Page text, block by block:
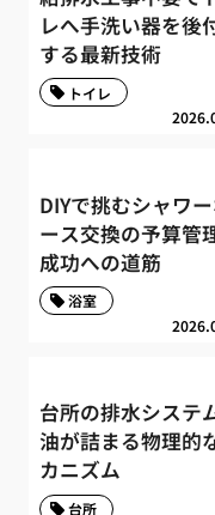
レへ手洗い器を後
する最新技術
トイレ
DIYで挑むシャワ
ース交換の予算管
成功への道筋
浴室
台所の排水システ
油が詰まる物理的
カニズム
台所